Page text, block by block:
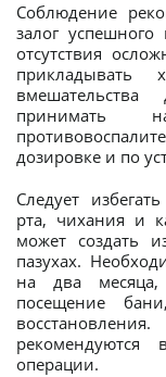
Соблюдение
залог
отсутствия
прикладывать
принимать
дозировке и по
Следует
рта, чихания и
может создать
пазухах.
на два месяца,
посещение
рекомендуются
операции.